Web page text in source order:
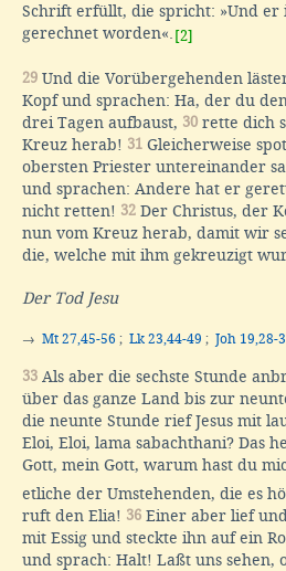
Schrift erfüllt, die spricht: »Und er
gerechnet worden«. [2]
29 Und die Vorübergehenden
Kopf und sprachen: Ha, der du
drei Tagen aufbaust, 30 rette dich
Kreuz herab! 31 Gleicherweise
obersten Priester untereinander
und sprachen: Andere hat er
nicht retten! 32 Der Christus, der
nun vom Kreuz herab, damit wir
die, welche mit ihm gekreuzigt
Der Tod Jesu
→ Mt 27,45-56 ; Lk 23,44-49 ; Joh 19,28-
33 Als aber die sechste Stunde
über das ganze Land bis zur
die neunte Stunde rief Jesus mit
Eloi, Eloi, lama sabachthani? Das
Gott, mein Gott, warum hast du
etliche der Umstehenden, die es
ruft den Elia! 36 Einer aber lief
mit Essig und steckte ihn auf ein
und sprach: Halt! Laßt uns sehen,